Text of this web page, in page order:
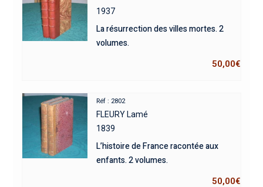
1937
La résurrection des villes mortes. 2
volumes.
50,00€
Réf : 2802
FLEURY Lamé
1839
L’histoire de France racontée aux
enfants. 2 volumes.
50,00€